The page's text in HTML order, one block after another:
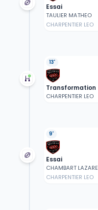
Essai
TAULIER MATHEO
CHARPENTIER LEO
13'
Transformation
CHARPENTIER LEO
9'
Essai
CHAMBART LAZARE
CHARPENTIER LEO